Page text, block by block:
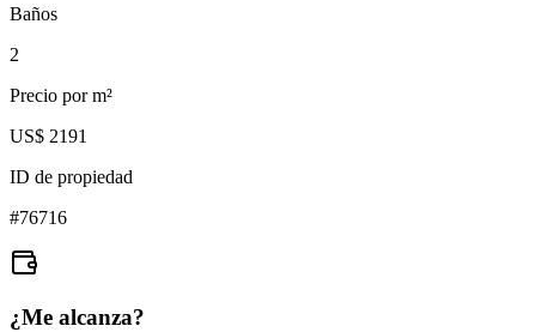
Baños
2
Precio por m²
US$ 2191
ID de propiedad
#76716
¿Me alcanza?